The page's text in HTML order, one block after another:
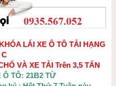
LÁI XE Ô TÔ TẢI HẠNG
C
VÀ XE TẢI Trên 3,5 TẤN
Ô TÔ: 21B2 TỪ